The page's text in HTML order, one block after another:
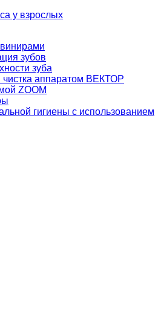
у взрослых
зубов
зуба
аппаратом ВЕКТОР
ZOOM
гигиены с использованием